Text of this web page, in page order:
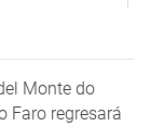
Monte do
Faro regresará